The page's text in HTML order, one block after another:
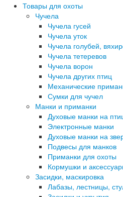
Товары для охоты
Чучела
Чучела гусей
Чучела уток
Чучела голубей,
Чучела тетеревов
Чучела ворон
Чучела других птиц
Механические
Сумки для чучел
Манки и приманки
Духовые манки на
Электронные манки
Духовые манки на
Подвесы для манков
Приманки для охоты
Кормушки и
Засидки, маскировка
Лабазы, лестницы,